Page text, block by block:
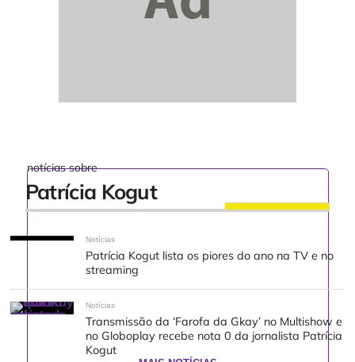
notícias sobre
Patrícia Kogut
Notícias
Patrícia Kogut lista os piores do ano na TV e no
streaming
Notícias
Transmissão da ‘Farofa da Gkay’ no Multishow e
no Globoplay recebe nota 0 da jornalista Patrícia
Kogut